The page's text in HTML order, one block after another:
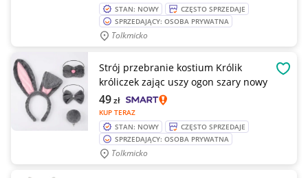
STAN: NOWY
CZĘSTO SPRZEDAJE
SPRZEDAJĄCY: OSOBA PRYWATNA
Tolkmicko
Strój przebranie kostium Królik
króliczek zając uszy ogon szary nowy
KUP TERAZ
49zł
STAN: NOWY
CZĘSTO SPRZEDAJE
SPRZEDAJĄCY: OSOBA PRYWATNA
Tolkmicko